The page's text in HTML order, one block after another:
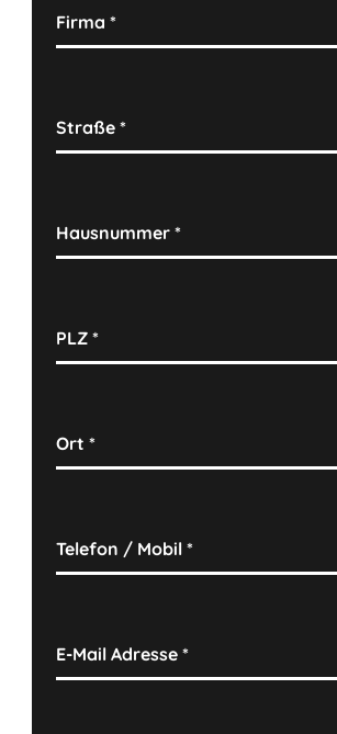
Firma*
Straße*
Hausnummer*
PLZ*
Ort*
Telefon / Mobil*
E-Mail Adresse*